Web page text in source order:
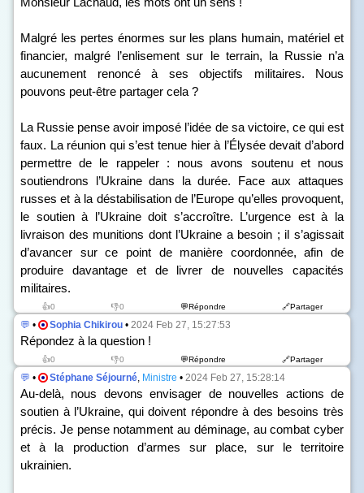
Malgré les pertes énormes sur les plans humain, matériel et
financier, malgré l’enlisement sur le terrain, la Russie n’a
aucunement renoncé à ses objectifs militaires. Nous
pouvons peut-être partager cela ?
La Russie pense avoir imposé l’idée de sa victoire, ce qui est
faux. La réunion qui s’est tenue hier à l’Élysée devait d’abord
permettre de le rappeler : nous avons soutenu et nous
soutiendrons l’Ukraine dans la durée. Face aux attaques
russes et à la déstabilisation de l’Europe qu’elles provoquent,
le soutien à l’Ukraine doit s’accroître. L’urgence est à la
livraison des munitions dont l’Ukraine a besoin ; il s’agissait
d’avancer sur ce point de manière coordonnée, afin de
produire davantage et de livrer de nouvelles capacités
militaires.
👍0 👎0 💬Répondre 🔗Partager
💬 • Sophia Chikirou • 2024 Feb 27, 15:27:53
Répondez à la question !
👍0 👎0 💬Répondre 🔗Partager
💬 • Stéphane Séjourné, Ministre • 2024 Feb 27, 15:28:14
Au-delà, nous devons envisager de nouvelles actions de
soutien à l’Ukraine, qui doivent répondre à des besoins très
précis. Je pense notamment au déminage, au combat cyber
et à la production d’armes sur place, sur le territoire
ukrainien.